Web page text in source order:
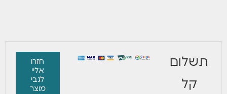
תשלום
קל
חזרו
אליי
לגבי
מוצר